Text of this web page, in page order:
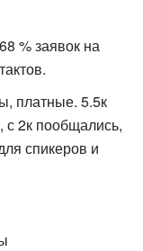
% заявок на
платные. 5.5к
с 2к пообщались,
спикеров и